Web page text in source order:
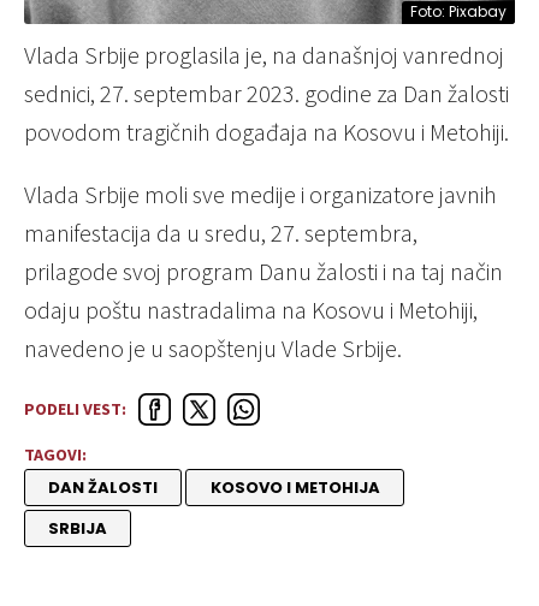
Foto: Pixabay
Vlada Srbije proglasila je, na današnjoj vanrednoj
sednici, 27. septembar 2023. godine za Dan žalosti
povodom tragičnih događaja na Kosovu i Metohiji.
Vlada Srbije moli sve medije i organizatore javnih
manifestacija da u sredu, 27. septembra,
prilagode svoj program Danu žalosti i na taj način
odaju poštu nastradalima na Kosovu i Metohiji,
navedeno je u saopštenju Vlade Srbije.
PODELI VEST:
TAGOVI:
DAN ŽALOSTI
KOSOVO I METOHIJA
SRBIJA